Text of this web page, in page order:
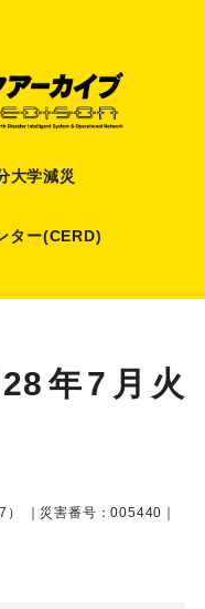
大学減災
ター(CERD)
28年7月火
）
｜災害番号：005440｜